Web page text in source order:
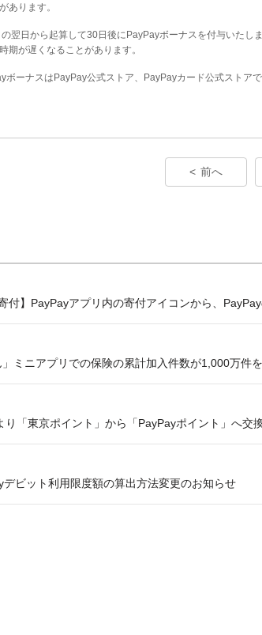
あります。
翌日から起算して30日後にPayPayボーナスを付与いたし
期が遅くなることがあります。
ーナスはPayPay公式ストア、PayPayカード公式ストア
前へ
付】PayPayアプリ内の寄付アイコンから、
」ミニアプリでの保険の累計加入件数が1,000万件
り「東京ポイント」から「PayPayポイント」へ交
デビット利用限度額の算出方法変更のお知らせ